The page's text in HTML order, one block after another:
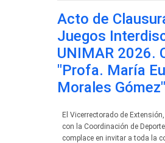
Acto de
Juegos
UNIMAR 2026.
"Profa. María
Morales Gómez"
El Vicerrectorado de
con la Coordinación de
complace en invitar a toda la